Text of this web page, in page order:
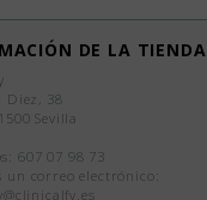
DE LA TIENDA
Diez, 38
Sevilla
607 07 98 73
un correo electrónico: